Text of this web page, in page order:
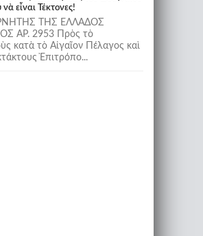
εἶναι Τέκτονες!
ΤΗΣ ΕΛΛΑΔΟΣ
ΑΡ. 2953 Πρὸς τὸ
κατὰ τὸ Αἰγαῖον Πέλαγος καὶ
Ἐπιτρόπο...